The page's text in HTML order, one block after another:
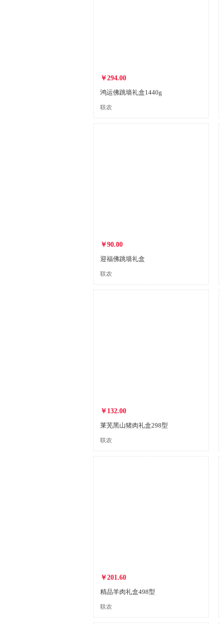
￥294.00
鸿运佛跳墙礼盒1440g
联农
￥90.00
迎福佛跳墙礼盒
联农
￥132.00
莱芜黑山猪肉礼盒298型
联农
￥201.60
精品羊肉礼盒498型
联农